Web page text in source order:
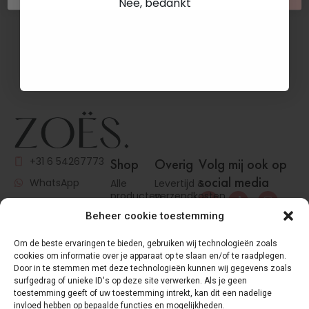
Beheer cookie toestemming
Om de beste ervaringen te bieden, gebruiken wij technologieën zoals
cookies om informatie over je apparaat op te slaan en/of te raadplegen.
Door in te stemmen met deze technologieën kunnen wij gegevens zoals
surfgedrag of unieke ID's op deze site verwerken. Als je geen
toestemming geeft of uw toestemming intrekt, kan dit een nadelige
invloed hebben op bepaalde functies en mogelijkheden.
+31 6 54267773
WhatsApp
cosmetics.com
&nbsp
KvK: 82818533
BTW:
NL003734955B52
Shop
Alle
producten
Brow jam
Voor
jouw
klanten
Tools
Overig
Levertijd &
verzendkosten
Cookies
Algemene
voorwaarden
Betaalmethodes
Retourneren
Volg mij ook op
social media